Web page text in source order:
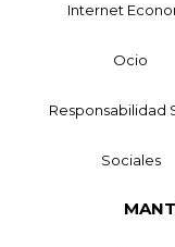
Internet
Ocio
Responsabilidad
Sociales